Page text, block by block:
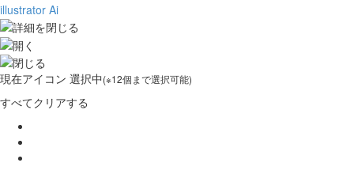
illustrator Ai
現在アイコン 選択中(※12個まで選択可能)
すべてクリアする